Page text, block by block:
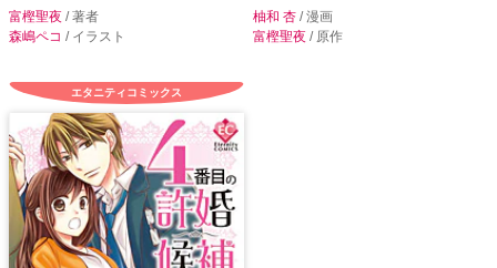
富樫聖夜 / 著者
森嶋ペコ / イラスト
柚和 杏 / 漫画
富樫聖夜 / 原作
エタニティコミックス